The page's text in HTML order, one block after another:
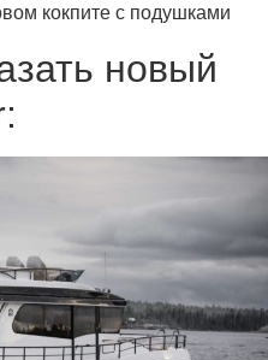
кокпите с подушками
новый